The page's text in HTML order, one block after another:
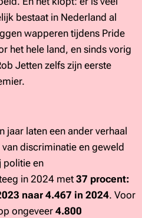
bestaat in Nederland al
wapperen tijdens Pride
het hele land, en sinds vorig
Jetten zelfs zijn eerste
jaar laten een ander verhaal
discriminatie en geweld
politie en
in 2024 met 37 procent:
naar 4.467 in 2024. Voor
ongeveer 4.800